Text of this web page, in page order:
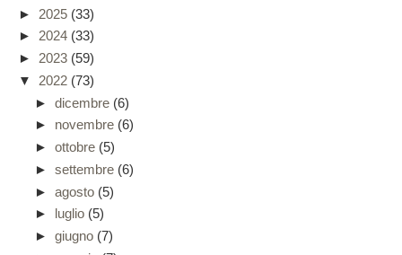
► 2025 (33)
► 2024 (33)
► 2023 (59)
▼ 2022 (73)
► dicembre (6)
► novembre (6)
► ottobre (5)
► settembre (6)
► agosto (5)
► luglio (5)
► giugno (7)